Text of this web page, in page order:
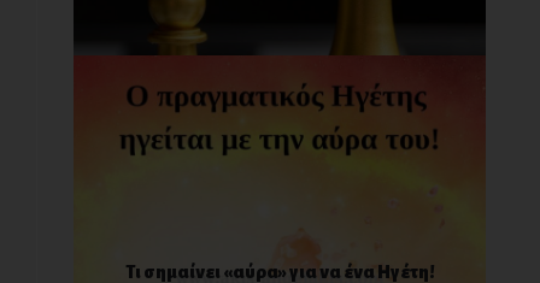
Τι σημαίνει «αύρα» για να ένα Ηγέτη!